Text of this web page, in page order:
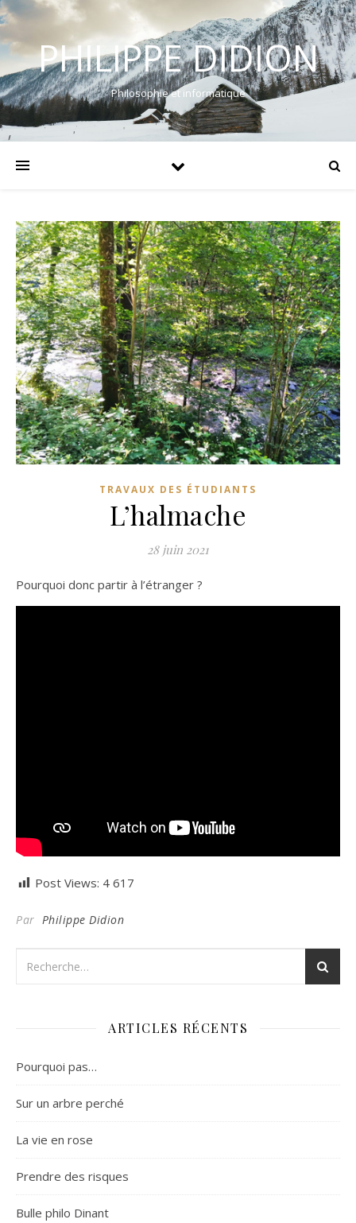
PHILIPPE DIDION
Philosophie et informatique
TRAVAUX DES ÉTUDIANTS
L’halmache
28 juin 2021
Pourquoi donc partir à l’étranger ?
Post Views: 4 617
Par Philippe Didion
ARTICLES RÉCENTS
Pourquoi pas…
Sur un arbre perché
La vie en rose
Prendre des risques
Bulle philo Dinant